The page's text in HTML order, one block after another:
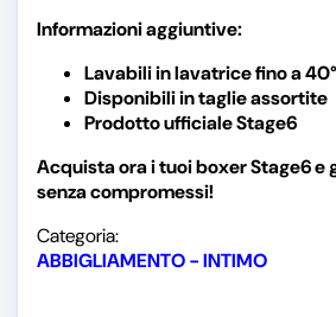
Informazioni aggiuntive:
Lavabili in lavatrice fino a
Disponibili in taglie assortite
Prodotto ufficiale Stage6
Acquista ora i tuoi boxer Stage6 e
senza compromessi!
Categoria:
ABBIGLIAMENTO - INTIMO